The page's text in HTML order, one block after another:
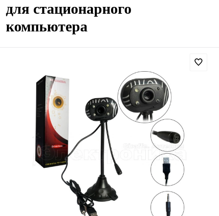
для стационарного
компьютера